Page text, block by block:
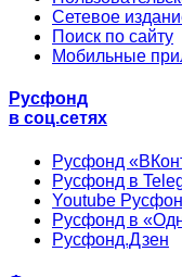
Сетевое
Поиск по сайту
Мобильные
Русфонд
в соц.сетях
Русфонд
Русфонд в
Youtube
Русфонд в
Русфонд.Дзен